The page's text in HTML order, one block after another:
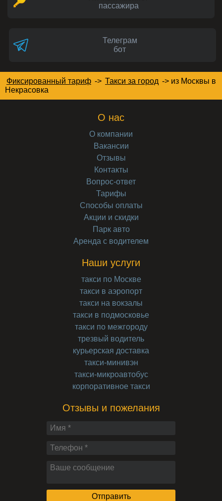
пассажира
Телеграм
бот
Фиксированный тариф -> Такси за город -> из Москвы в
Некрасовка
О нас
О компании
Вакансии
Отзывы
Контакты
Вопрос-ответ
Тарифы
Способы оплаты
Акции и скидки
Парк авто
Аренда с водителем
Наши услуги
такси по Москве
такси в аэропорт
такси на вокзалы
такси в подмосковье
такси по межгороду
трезвый водитель
курьерская доставка
такси-минивэн
такси-микроавтобус
корпоративное такси
Отзывы и пожелания